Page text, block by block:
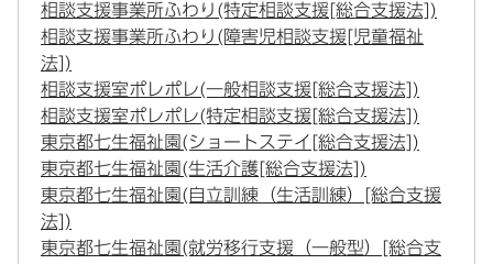
相談支援事業所ふわり(特定相談支援[総合支援法])
相談支援事業所ふわり(障害児相談支援[児童福祉
法])
相談支援室ポレポレ(一般相談支援[総合支援法])
相談支援室ポレポレ(特定相談支援[総合支援法])
東京都七生福祉園(ショートステイ[総合支援法])
東京都七生福祉園(生活介護[総合支援法])
東京都七生福祉園(自立訓練（生活訓練）[総合支援
法])
東京都七生福祉園(就労移行支援（一般型）[総合支